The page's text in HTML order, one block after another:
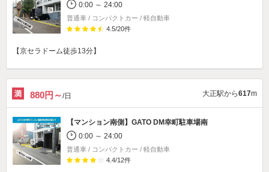
0:00 ～ 24:00
普通車 / コンパクトカー / 軽自動車
4.5/20件
【京セラドーム徒歩13分】
880円～/日 大正駅から617m
【マンション南側】 GATO DM幸町駐車場南
0:00 ～ 24:00
普通車 / コンパクトカー / 軽自動車
4.4/12件